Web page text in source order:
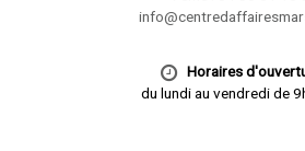
Horaires
du lundi au vendredi de